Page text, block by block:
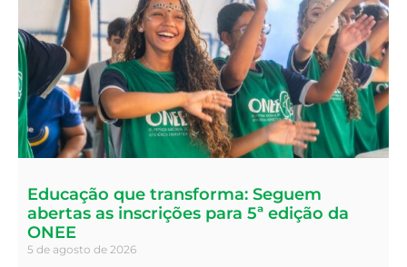
Educação que transforma: Seguem
abertas as inscrições para 5ª edição da
ONEE
5 de agosto de 2026